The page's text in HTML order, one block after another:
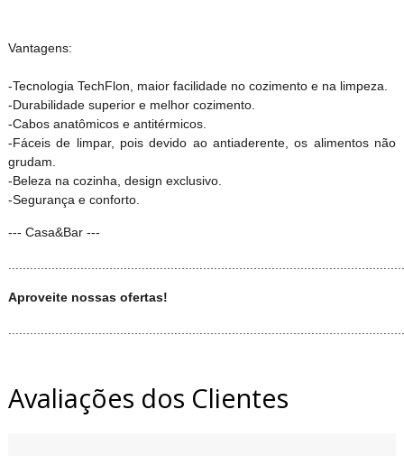
Vantagens:
-Tecnologia TechFlon, maior facilidade no cozimento e na limpeza.
-Durabilidade superior e melhor cozimento.
-Cabos anatômicos e antitérmicos.
-Fáceis de limpar, pois devido ao antiaderente, os alimentos não
grudam.
-Beleza na cozinha, design exclusivo.
-Segurança e conforto.
--- Casa&Bar ---
Aproveite nossas ofertas!
Avaliações dos Clientes